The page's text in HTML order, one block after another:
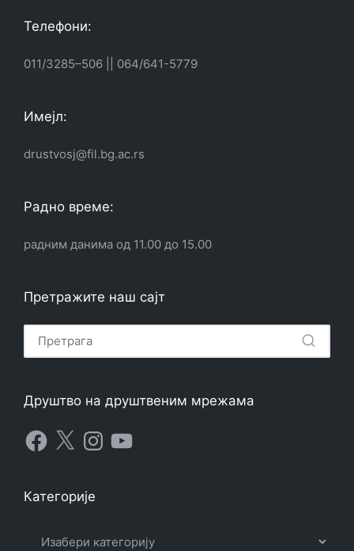
Телефони:
011/3285–506 064/641-5779
Имејл:
drustvosj@fil.bg.ac.rs
Радно време:
радним данима од 11.00 до 15.00
Претражите наш сајт
Друштво на друштвеним мрежама
Facebook
X InstagramYouTube
Категорије